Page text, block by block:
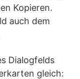
Kopieren.
auch dem
Dialogfelds
gleich: